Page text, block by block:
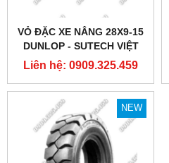
VỎ ĐẶC XE NÂNG 28X9-15
DUNLOP - SUTECH VIỆT
NAM
Liên hệ: 0909.325.459
NEW